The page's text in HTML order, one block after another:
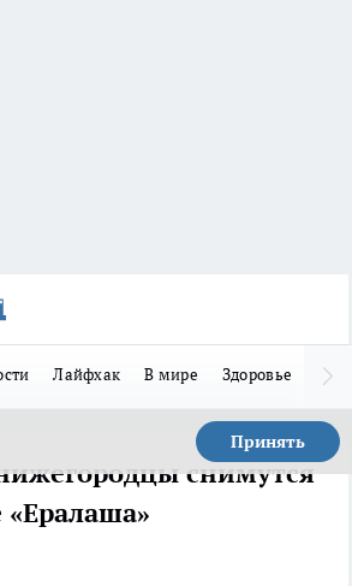
Лайфхак В мире Здоровье
Принять
снимутся
«Ералаша»